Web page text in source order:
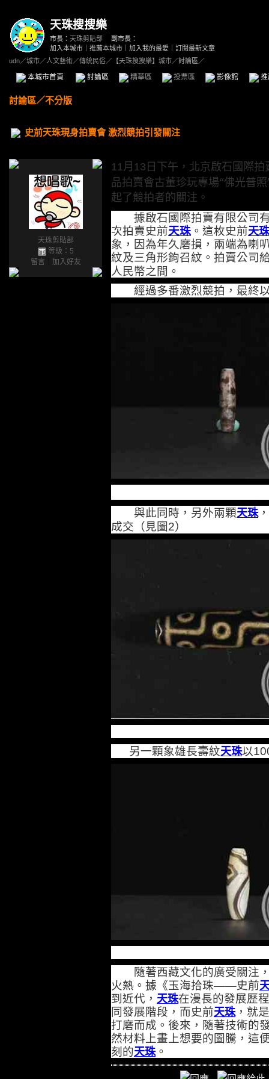
天珠搜搜樂
市長： 天珠剪貼部
副市長：
加入本城市
推薦本城市 加入我的最愛
訂閱最新文章
udn／城市／人文藝術／傳統民俗／ 【天珠搜搜樂】城市／討論區／
本城市首頁 討論區 精華區 投票區 影像館
討論區／不分版
史前天珠現身拍賣會 激烈競拍引發關注
天珠剪貼部
等級：5
留言
加入好友
11月 13 日下午，北京啟石國際
品拍賣會古董珍玩專場“佛光普
起了競拍者的關注。
據啟石國際拍賣有限公司有
次拍賣史前天珠 。這枚史前天珠
象，因為年久磨損，兩端為喇
紋及三角形鉤召紋。拍賣公司
人民幣之間。
經過多番激烈競拍，最終
與此同時，另外兩顆天珠
成交（見圖2）
另一顆象雄長壽紋天珠以
隨著西藏文化的廣受關注
火熱。據《玉海拾珠——史前
到近代， 天珠在漫長的發展歷
同發展階段，而史前天珠，就
打磨而成。後來，隨著技術的
然材料上畫上想要的圖騰，這
刻的天珠。